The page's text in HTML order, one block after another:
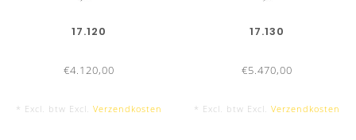
▶ 17 deelstukken, met hielstuk links en rechts
17.120
€4.120,00
* Excl. btw Excl. Verzendkosten
17.130
€5.470,00
* Excl. btw Excl. Verzendkosten